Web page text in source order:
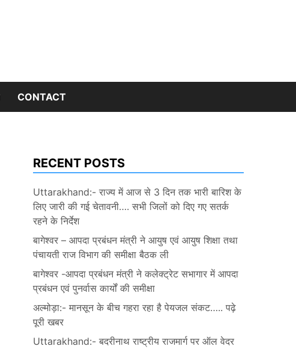
CONTACT
RECENT POSTS
Uttarakhand:- राज्य में आज से 3 दिन तक भारी बारिश के
लिए जारी की गई चेतावनी…. सभी जिलों को दिए गए सतर्क
रहने के निर्देश
बागेश्वर – आपदा प्रबंधन मंत्री ने आयुष एवं आयुष शिक्षा तथा
पंचायती राज विभाग की समीक्षा बैठक ली
बागेश्वर -आपदा प्रबंधन मंत्री ने कलेक्ट्रेट सभागार में आपदा
प्रबंधन एवं पुनर्वास कार्यों की समीक्षा
अल्मोड़ा:- मानसून के बीच गहरा रहा है पेयजल संकट….. पढ़े
पूरी खबर
Uttarakhand:- बदरीनाथ राष्ट्रीय राजमार्ग पर ऑल वेदर